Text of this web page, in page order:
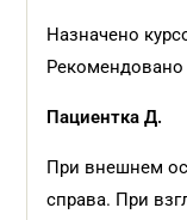
Назначено
Пациентка Д.
При внешнем
справа. При